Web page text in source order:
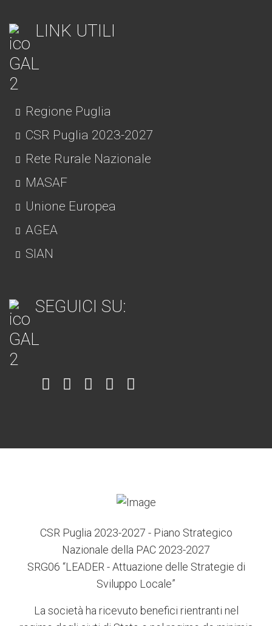
LINK UTILI
Regione Puglia
CSR Puglia 2023-2027
Rete Rurale Nazionale
MASAF
Unione Europea
AGEA
SIAN
SEGUICI SU:
Item Item Item Item
CSR Puglia 2023-2027 - Piano Strategico
Nazionale della PAC 2023-2027
SRG06 “LEADER - Attuazione delle Strategie di
Sviluppo Locale”
La società ha ricevuto benefici rientranti nel